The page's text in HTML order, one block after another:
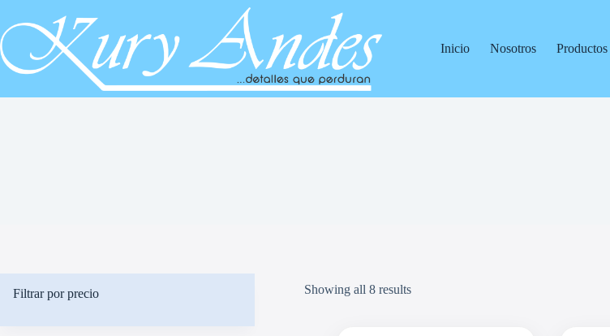
contenido
Inicio
Nosotros Productos
Showing all 8 results
Filtrar por precio